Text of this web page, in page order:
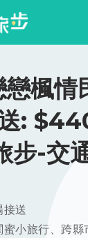
楓情
:
-交
接送
蜜小旅行、跨縣